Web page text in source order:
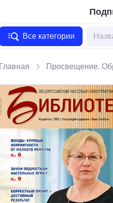
Все категории
Главная Просвещение.